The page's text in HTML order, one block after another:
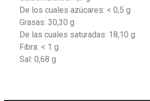
De los cuales azúcares: < 0,5 g
Grasas: 30,30 g
De las cuales saturadas: 18,10 g
Fibra: < 1 g
Sal: 0,68 g